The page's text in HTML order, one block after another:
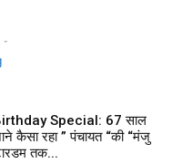
-
Special: 67 साल
कैसा रहा ” पंचायत “की “मंजु
तक...